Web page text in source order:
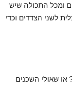
ומכל התכולה שיש
לשני הצדדים וכדי
או שאולי השכנים